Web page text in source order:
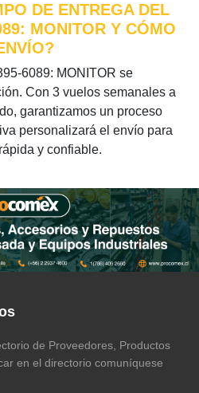
DE ENTREGA DEL
MONITOR Y CÓMO
6089: MONITOR se
Con 3 vuelos semanales a
garantizamos un proceso
personalizará el envío para
y confiable.
de Proveedores, Productos
en el directorio comuníquese